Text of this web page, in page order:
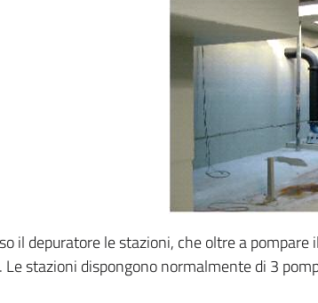
il depuratore le stazioni, che oltre a
stazioni dispongono normalmente di 3